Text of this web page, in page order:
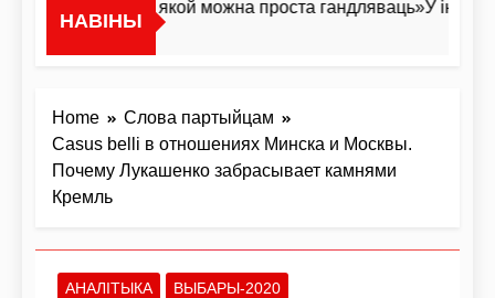
НАВІНЫ
«Я не жывёла, якой можна проста гандляваць»У
Home
Слова партыйцам
Casus belli в отношениях Минска и Москвы.
Почему Лукашенко забрасывает камнями
Кремль
АНАЛІТЫКА
ВЫБАРЫ-2020